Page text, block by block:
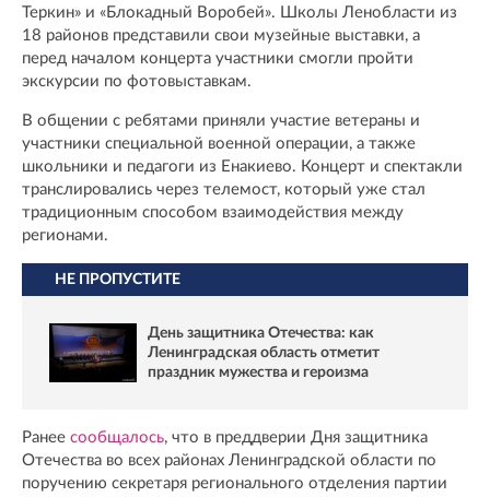
Теркин» и «Блокадный Воробей». Школы Ленобласти из
18 районов представили свои музейные выставки, а
перед началом концерта участники смогли пройти
экскурсии по фотовыставкам.
В общении с ребятами приняли участие ветераны и
участники специальной военной операции, а также
школьники и педагоги из Енакиево. Концерт и спектакли
транслировались через телемост, который уже стал
традиционным способом взаимодействия между
регионами.
НЕ ПРОПУСТИТЕ
День защитника Отечества: как
Ленинградская область отметит
праздник мужества и героизма
Ранее сообщалось, что в преддверии Дня защитника
Отечества во всех районах Ленинградской области по
поручению секретаря регионального отделения партии